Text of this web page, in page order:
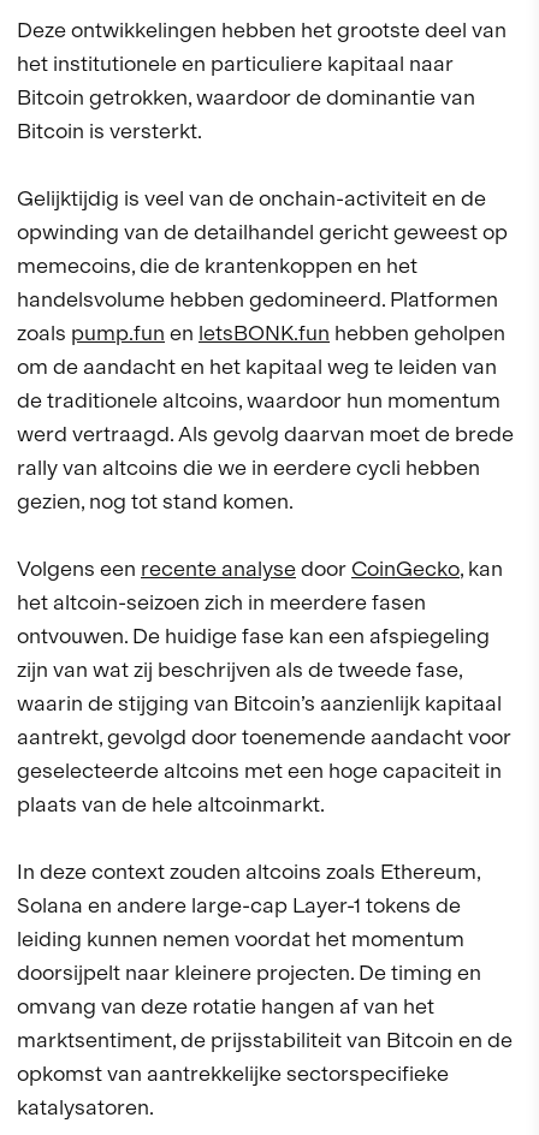
Deze ontwikkelingen hebben het grootste deel van
het institutionele en particuliere kapitaal naar
Bitcoin getrokken, waardoor de dominantie van
Bitcoin is versterkt.
Gelijktijdig is veel van de onchain-activiteit en de
opwinding van de detailhandel gericht geweest op
memecoins, die de krantenkoppen en het
handelsvolume hebben gedomineerd. Platformen
zoals pump.fun en letsBONK.fun hebben geholpen
om de aandacht en het kapitaal weg te leiden van
de traditionele altcoins, waardoor hun momentum
werd vertraagd. Als gevolg daarvan moet de brede
rally van altcoins die we in eerdere cycli hebben
gezien, nog tot stand komen.
Volgens een recente analysedoor CoinGecko, kan
het altcoin-seizoen zich in meerdere fasen
ontvouwen. De huidige fase kan een afspiegeling
zijn van wat zij beschrijven als de tweede fase,
waarin de stijging van Bitcoin’s aanzienlijk kapitaal
aantrekt, gevolgd door toenemende aandacht voor
geselecteerde altcoins met een hoge capaciteit in
plaats van de hele altcoinmarkt.
In deze context zouden altcoins zoals Ethereum,
Solana en andere large-cap Layer-1 tokens de
leiding kunnen nemen voordat het momentum
doorsijpelt naar kleinere projecten. De timing en
omvang van deze rotatie hangen af van het
marktsentiment, de prijsstabiliteit van Bitcoin en de
opkomst van aantrekkelijke sectorspecifieke
katalysatoren.